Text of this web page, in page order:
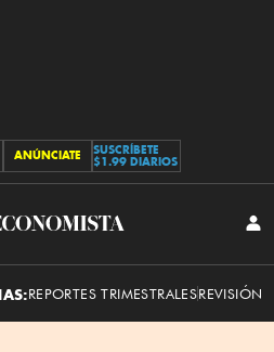
ANÚNCIATE
SUSCRÍBETE
$1.99 DIARIOS
El
REPORTES TRIMESTRALESREVISIÓN